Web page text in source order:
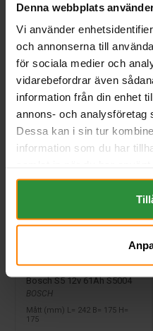
Denna webbplats
Vi använder
och annonserna till
för sociala medier och
vidarebefordrar även
information från din enhet
annons- och analysföretag
Dessa kan i sin tur
information som du har
om "Cookies" och ditt val
längst ner i "footern" på
Webblager
Stockholm
2 062 krinkl. moms
Köp
Bosch S5 12v 61Ah S5004
BOSCH
Mått (mm) L= 242 B= 175 H=
175